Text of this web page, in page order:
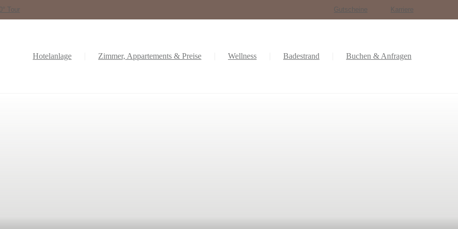
Tour Karriere
Gutscheine
Hotelanlage Zimmer, Appartements & Preise Wellness Badestrand Buchen & Anfragen